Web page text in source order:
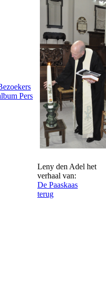
Pers
Leny den Adel het
verhaal van:
De Paaskaas
terug